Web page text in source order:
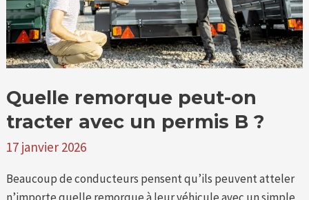
Quelle remorque peut-on
tracter avec un permis B ?
17 janvier 2026
Beaucoup de conducteurs pensent qu’ils peuvent atteler
permis
B
?